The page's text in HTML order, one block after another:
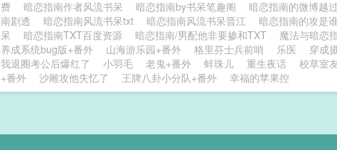
费
暗恋指南作者风流书呆 暗恋指南by书呆笔趣阁 暗恋指南的微博越
南剧透
暗恋指南风流书呆txt 暗恋指南风流书呆晋江 暗恋指南的攻是谁
呆
暗恋指南TXT百度资源 暗恋指南/男配他非要掺和TXT 魔法与暗恋
养成系统bug版+番外
山海游乐园+番外 格里芬士兵前哨 乐医 穿成
我退圈考公后爆红了
小羽毛 老鬼+番外 蚌珠儿 重生夜话 校草室
+番外
沙雕攻他失忆了 王牌八卦小分队+番外 幸福的苹果控